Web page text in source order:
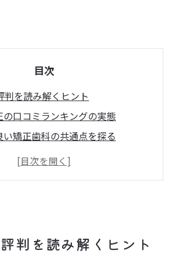
目次
判を読み解くヒント
の口コミランキングの実態
い矯正歯科の共通点を探る
で注目したい認定医の重要性
歯科医院を見極めるコツ
で重視したい口コミポイント
判を読み解くヒント